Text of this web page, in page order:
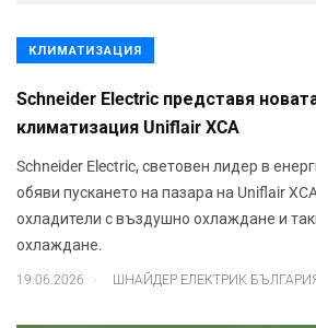
КЛИМАТИЗАЦИЯ
Schneider Electric представя
климатизация Uniflair XCA
Schneider Electric, световен лидер в
обяви пускането на пазара на Uniflair
охладители с въздушно охлаждане и
охлаждане.
19.06.2026 . ШНАЙДЕР ЕЛЕКТРИК